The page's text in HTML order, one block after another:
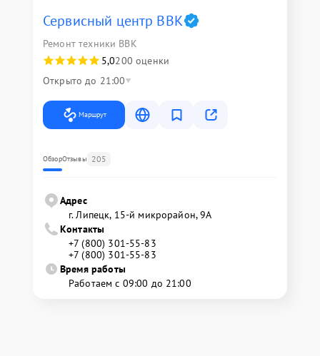
Сервисный центр BBK
Ремонт техники BBK
5,0200 оценки
Открыто до 21:00
Маршрут
ОбзорОтзывы 205
Адрес
г. Липецк, 15-й микрорайон, 9А
Контакты
+7 (800) 301-55-83
+7 (800) 301-55-83
Время работы
Работаем с 09:00 до 21:00